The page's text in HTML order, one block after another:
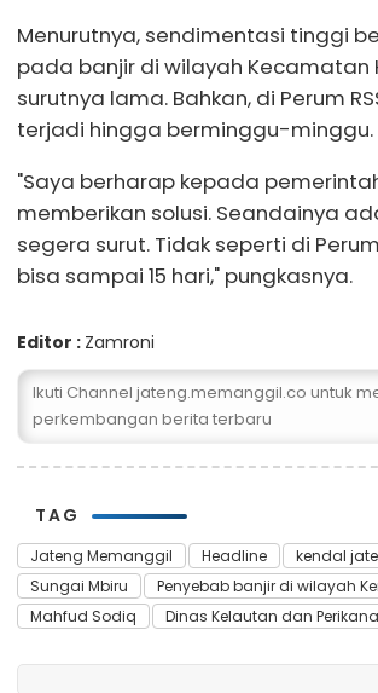
Menurutnya, sendimentasi tinggi
pada banjir di wilayah Kecamatan
surutnya lama. Bahkan, di Perum
terjadi hingga berminggu-minggu.
"Saya berharap kepada
memberikan solusi. Seandainya
segera surut. Tidak seperti di Perum
bisa sampai 15 hari," pungkasnya.
Editor : Zamroni
Ikuti Channel jateng.memanggil.co untuk
perkembangan berita terbaru
TAG
Jateng Memanggil Headline
kendal
Sungai Mbiru
Penyebab banjir di wilayah
Mahfud Sodiq
Dinas Kelautan dan